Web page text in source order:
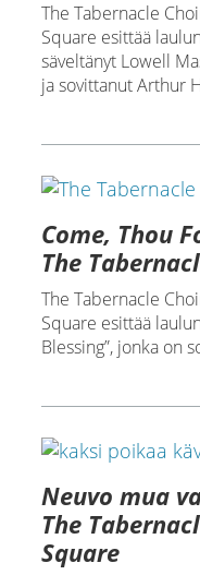
The Tabernacle
Square esittää
säveltänyt Lowell
ja sovittanut Arthur
Come, Thou
The
The Tabernacle
Square esittää
Blessing”, jonka on
Neuvo mua
The
Square